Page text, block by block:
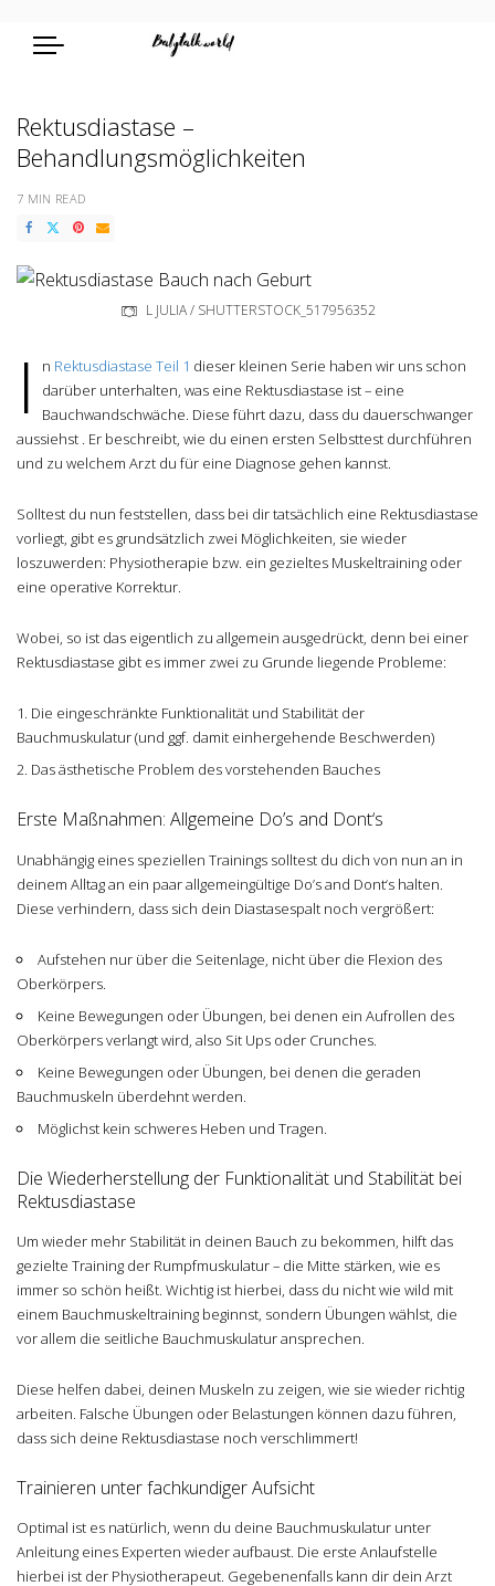
Rektusdiastase –
Behandlungsmöglichkeiten
7 MIN READ
L JULIA / SHUTTERSTOCK_517956352
I n Rektusdiastase Teil 1 dieser kleinen Serie haben wir uns schon
darüber unterhalten, was eine Rektusdiastase ist – eine
Bauchwandschwäche. Diese führt dazu, dass du dauerschwanger
aussiehst . Er beschreibt, wie du einen ersten Selbsttest durchführen
und zu welchem Arzt du für eine Diagnose gehen kannst.
Solltest du nun feststellen, dass bei dir tatsächlich eine Rektusdiastase
vorliegt, gibt es grundsätzlich zwei Möglichkeiten, sie wieder
loszuwerden: Physiotherapie bzw. ein gezieltes Muskeltraining oder
eine operative Korrektur.
Wobei, so ist das eigentlich zu allgemein ausgedrückt, denn bei einer
Rektusdiastase gibt es immer zwei zu Grunde liegende Probleme:
Die eingeschränkte Funktionalität und Stabilität der
Bauchmuskulatur (und ggf. damit einhergehende Beschwerden)
Das ästhetische Problem des vorstehenden Bauches
Erste Maßnahmen: Allgemeine Do’s and Dont‘s
Unabhängig eines speziellen Trainings solltest du dich von nun an in
deinem Alltag an ein paar allgemeingültige Do’s and Dont‘s halten.
Diese verhindern, dass sich dein Diastasespalt noch vergrößert:
Aufstehen nur über die Seitenlage, nicht über die Flexion des
Oberkörpers.
Keine Bewegungen oder Übungen, bei denen ein Aufrollen des
Oberkörpers verlangt wird, also Sit Ups oder Crunches.
Keine Bewegungen oder Übungen, bei denen die geraden
Bauchmuskeln überdehnt werden.
Möglichst kein schweres Heben und Tragen.
Die Wiederherstellung der Funktionalität und Stabilität bei
Rektusdiastase
Um wieder mehr Stabilität in deinen Bauch zu bekommen, hilft das
gezielte Training der Rumpfmuskulatur – die Mitte stärken, wie es
immer so schön heißt. Wichtig ist hierbei, dass du nicht wie wild mit
einem Bauchmuskeltraining beginnst, sondern Übungen wählst, die
vor allem die seitliche Bauchmuskulatur ansprechen.
Diese helfen dabei, deinen Muskeln zu zeigen, wie sie wieder richtig
arbeiten. Falsche Übungen oder Belastungen können dazu führen,
dass sich deine Rektusdiastase noch verschlimmert!
Trainieren unter fachkundiger Aufsicht
Optimal ist es natürlich, wenn du deine Bauchmuskulatur unter
Anleitung eines Experten wieder aufbaust. Die erste Anlaufstelle
hierbei ist der Physiotherapeut. Gegebenenfalls kann dir dein Arzt